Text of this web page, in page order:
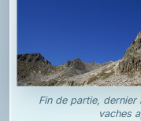
Fin de partie,
vaches